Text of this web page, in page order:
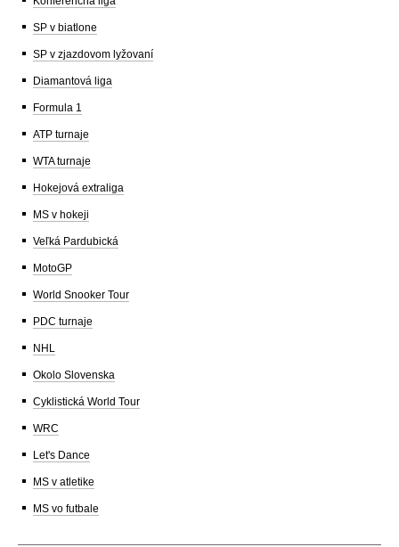
SP v biatlone
SP v zjazdovom lyžovaní
Diamantová liga
Formula 1
ATP turnaje
WTA turnaje
Hokejová extraliga
MS v hokeji
Veľká Pardubická
MotoGP
World Snooker Tour
PDC turnaje
NHL
Okolo Slovenska
Cyklistická World Tour
WRC
Let's Dance
MS v atletike
MS vo futbale